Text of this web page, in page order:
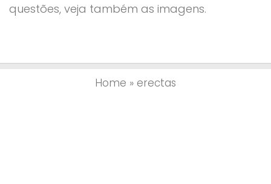
questões, veja também as imagens.
Home » erectas